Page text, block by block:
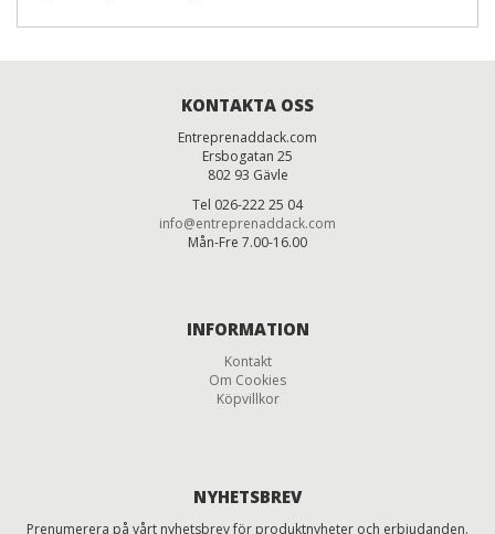
KONTAKTA OSS
Entreprenaddack.com
Ersbogatan 25
802 93 Gävle
Tel 026-222 25 04
info@entreprenaddack.com
Mån-Fre 7.00-16.00
INFORMATION
Kontakt
Om Cookies
Köpvillkor
NYHETSBREV
Prenumerera på vårt nyhetsbrev för produktnyheter och erbjudanden.